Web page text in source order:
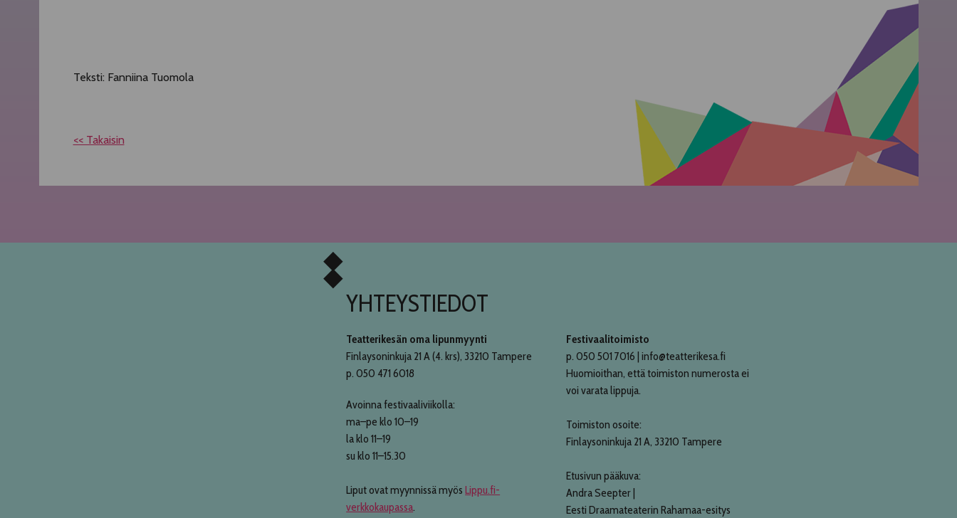
Teksti: Fanniina Tuomola
<< Takaisin
YHTEYSTIEDOT
Teatterikesän oma lipunmyynti
Finlaysoninkuja 21 A (4. krs), 33210 Tampere
p. 050 471 6018
Avoinna festivaaliviikolla:
ma–pe klo 10–19
la klo 11–19
su klo 11–15.30
Liput ovat myynnissä myösLippu.fi-
verkkokaupassa.
Festivaalitoimisto
p. 050 501 7016 | info@teatterikesa.fi
Huomioithan, että toimiston numerosta ei
voi varata lippuja.
Toimiston osoite:
Finlaysoninkuja 21 A, 33210 Tampere
Etusivun pääkuva:
Andra Seepter |
Eesti Draamateaterin Rahamaa-esitys